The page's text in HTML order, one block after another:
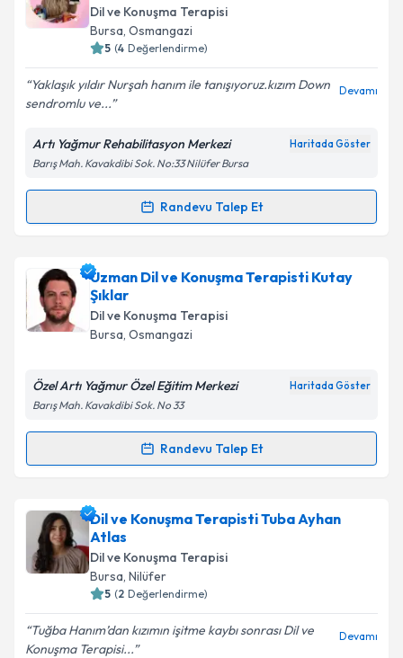
Kişisel verilerimin işlenmesine ilişkinAydınlatma
Metni
Dil ve Konuşma Terapisi
Bursa, Osmangazi
5 (4 Değerlendirme)
Yaklaşık yıldır Nurşah hanım ile tanışıyoruz.kızım Down
sendromlu ve...
Devamı
Artı Yağmur Rehabilitasyon Merkezi Haritada Göster
Barış Mah. Kavakdibi Sok. No:33 Nilüfer Bursa
Randevu Talep Et
Randevu Takvimi Talebi
Uzman Dil ve Konuşma Terapisti Nurşah
Karakulak Şıklar
oluşturun. Size bu uzmandan randevu almanız için bir
takvim hazırlandığında e-posta ile bilgilendireceğiz.
Kişisel verilerimin işlenmesine ilişkin
Uzman Dil ve Konuşma Terapisti Kutay
Şıklar
Dil ve Konuşma Terapisi
Bursa, Osmangazi
Özel Artı Yağmur Özel Eğitim Merkezi Haritada Göster
Barış Mah. Kavakdibi Sok. No 33
Randevu Talep Et
Randevu Takvimi Talebi
Uzman Dil ve Konuşma Terapisti Kutay Şıklariçin
randevu takvimi talebi oluşturun. Size bu uzmandan
randevu almanız için bir takvim hazırlandığında e-
posta ile bilgilendireceğiz.
Dil ve Konuşma Terapisti Tuba Ayhan
Atlas
Dil ve Konuşma Terapisi
Bursa, Nilüfer
5 (2 Değerlendirme)
Tuğba Hanım’dan kızımın işitme kaybı sonrası Dil ve
Konuşma Terapisi...
Devamı